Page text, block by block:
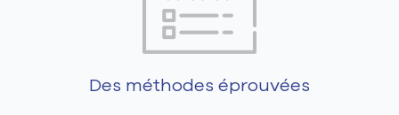
Des méthodes éprouvées